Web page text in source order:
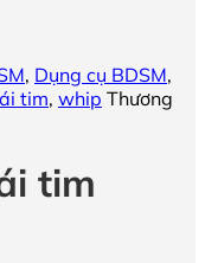
, Dụng cụ BDSM,
tim, whip Thương
tim